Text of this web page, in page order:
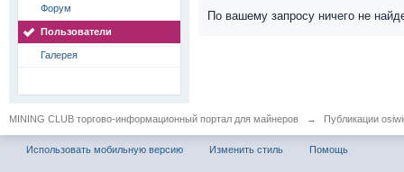
Форум
Пользователи
Галерея
По вашему запросу ничего не
MINING CLUB торгово-информационный портал для майнеров → Публикации
Использовать мобильную версию Изменить стиль Помощь